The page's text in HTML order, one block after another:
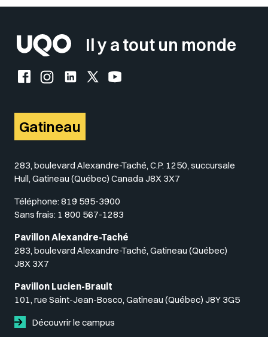
Il y a tout un monde
Facebook de l'UQO
Instagram de l'UQO
LinkedIn de l'UQO
X (Twitter) de l'UQO
YouTube de l'UQO
Gatineau
283, boulevard Alexandre-Taché, C.P. 1250, succursale
Hull, Gatineau (Québec) Canada J8X 3X7
Téléphone: 819 595-3900
Sans frais: 1 800 567-1283
Pavillon Alexandre-Taché
283, boulevard Alexandre-Taché, Gatineau (Québec)
J8X 3X7
Pavillon Lucien-Brault
101, rue Saint-Jean-Bosco, Gatineau (Québec) J8Y 3G5
Découvrir le campus